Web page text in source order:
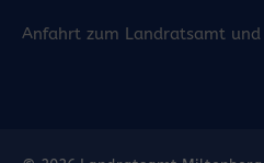
Anfahrt zum Landratsamt